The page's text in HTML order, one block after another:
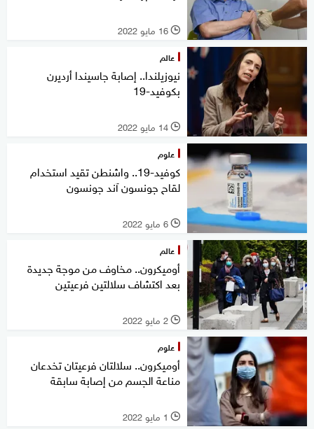
l 16 مايو 2022
عالم
نيوزيلندا.. إصابة جاسيندا أرديرن
بكوفيد-19
l 14 مايو 2022
علوم
كوفيد-19.. واشنطن تقيد استخدام
لقاح جونسون آند جونسون
l 6 مايو 2022
عالم
أوميكرون.. مخاوف من موجة جديدة
بعد اكتشاف سلالتين فرعيتين
l 2 مايو 2022
علوم
أوميكرون.. سلالتان فرعيتان تخدعان
مناعة الجسم من إصابة سابقة
l 1 مايو 2022